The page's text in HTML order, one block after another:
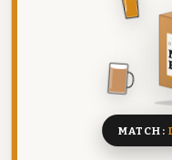
MATCH: